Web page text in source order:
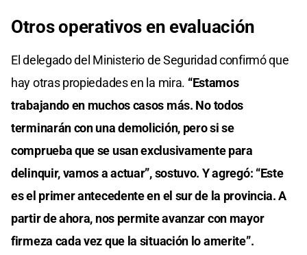
Otros operativos en evaluación
El delegado del Ministerio de Seguridad confirmó que
hay otras propiedades en la mira. “Estamos
trabajando en muchos casos más. No todos
terminarán con una demolición, pero si se
comprueba que se usan exclusivamente para
delinquir, vamos a actuar”, sostuvo. Y agregó: “Este
es el primer antecedente en el sur de la provincia. A
partir de ahora, nos permite avanzar con mayor
firmeza cada vez que la situación lo amerite”.